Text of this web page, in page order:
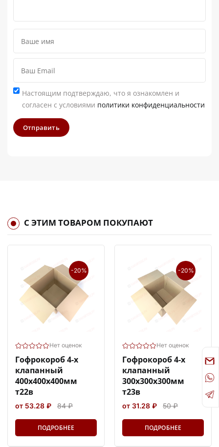
Настоящим подтверждаю, что я ознакомлен и
согласен с условиями политики конфиденциальности
Отправить
С ЭТИМ ТОВАРОМ ПОКУПАЮТ
-20%
Нет оценок
Гофрокороб 4-х
клапанный
400х400х400мм
т22в
от 53.28 ₽ 84 ₽
ПОДРОБНЕЕ
-20%
Нет оценок
Гофрокороб 4-х
клапанный
300х300х300мм
т23в
от 31.28 ₽ 50 ₽
ПОДРОБНЕЕ